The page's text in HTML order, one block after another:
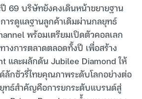
69 บริษัทยังคงเดินหน้าขยายฐาน
รดูแลฐานลูกค้าเดิมผ่านกลยุทธ์
พร้อมเตรียมเปิดตัวคอลเลก
างการตลาดตลอดทั้งปี เพื่อสร้าง
และผลักดัน Jubilee Diamond ให้
ลักชัวรี่ไทยคุณภาพระดับโลกอย่างต่อ
ทธ์สำคัญคือการยกระดับแบรนด์สู่